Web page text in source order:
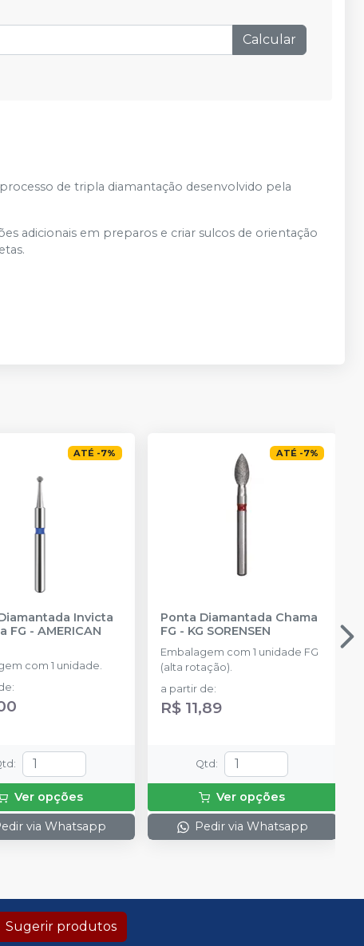
Calcular
de tripla diamantação desenvolvido pela
adicionais em preparos e criar sulcos de orientação
ATÉ -7%
Invicta
FG - AMERICAN
com 1 unidade.
:
:
Ver opções
via Whatsapp
ATÉ -7%
Ponta Diamantada Chama
FG - KG SORENSEN
Embalagem com 1 unidade FG
(alta rotação).
a partir de:
R$ 11,89
Qtd :
Ver opções
Pedir via Whatsapp
Sugerir produtos